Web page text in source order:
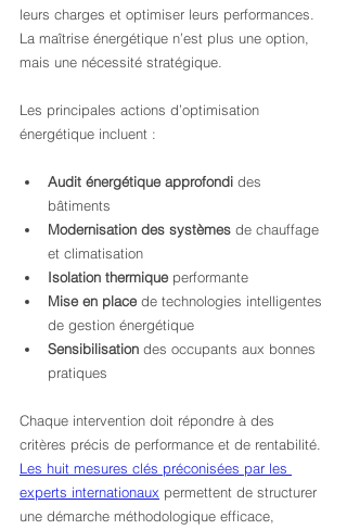
leurs charges et optimiser leurs performances.
La maîtrise énergétique n’est plus une option,
mais une nécessité stratégique.
Les principales actions d’optimisation
énergétique incluent :
Audit énergétique approfondi des
bâtiments
Modernisation des systèmes de chauffage
et climatisation
Isolation thermique performante
Mise en place de technologies intelligentes
de gestion énergétique
Sensibilisation des occupants aux bonnes
pratiques
Chaque intervention doit répondre à des
critères précis de performance et de rentabilité.
Les huit mesures clés préconisées par les
experts internationaux permettent de structurer
une démarche méthodologique efficace,